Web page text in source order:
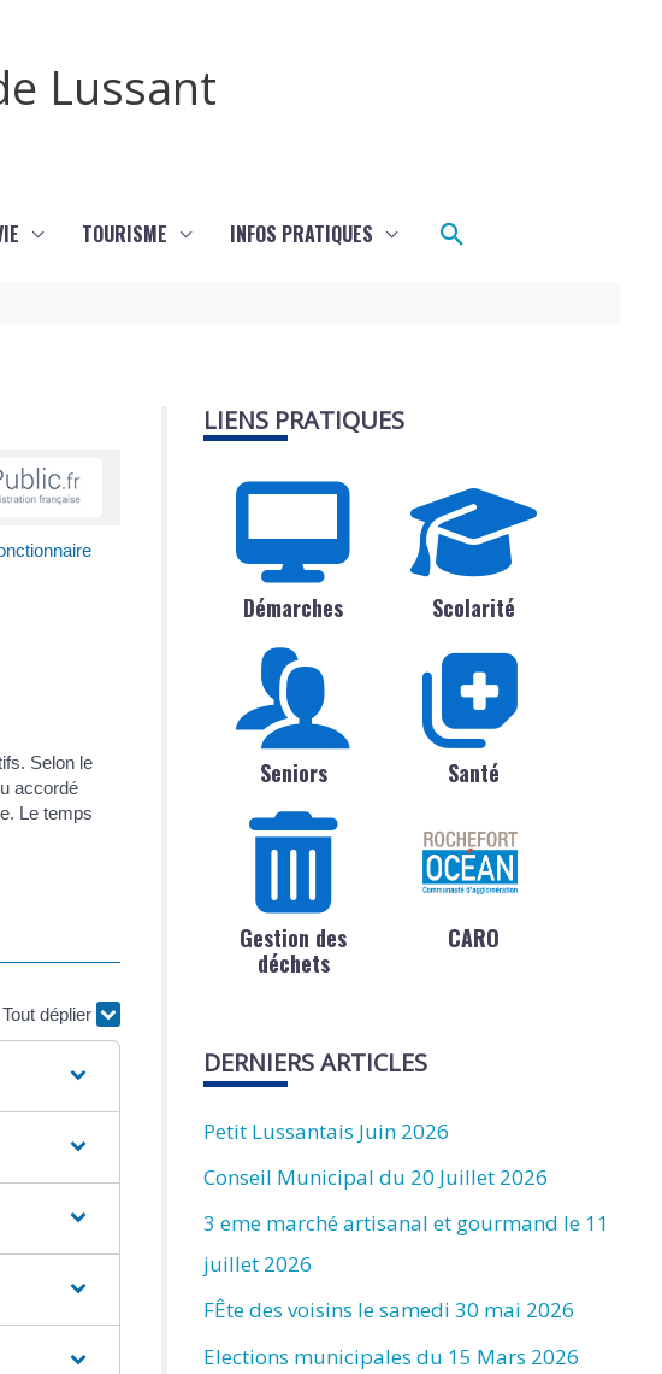
Lussant
TOURISME INFOS PRATIQUES Rechercher
Selon le
accordé
Le temps
Tout déplier
LIENS PRATIQUES
Démarches Scolarité
Seniors Santé
Gestion des
déchets
CARO
DERNIERS ARTICLES
Petit Lussantais Juin 2026
Conseil Municipal du 20 Juillet 2026
3 eme marché artisanal et gourmand le 11
juillet 2026
FÊte des voisins le samedi 30 mai 2026
Elections municipales du 15 Mars 2026